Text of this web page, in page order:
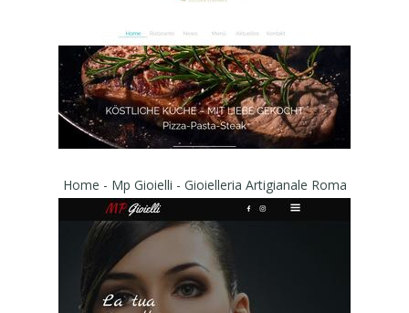
Home - Mp Gioielli - Gioielleria Artigianale Roma